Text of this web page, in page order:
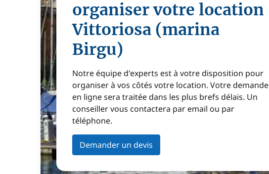
organiser votre location
Vittoriosa (marina
Birgu)
Notre équipe d'experts est à votre disposition pour
organiser à vos côtés votre location. Votre demande
en ligne sera traitée dans les plus brefs délais. Un
conseiller vous contactera par email ou par
téléphone.
Demander un devis